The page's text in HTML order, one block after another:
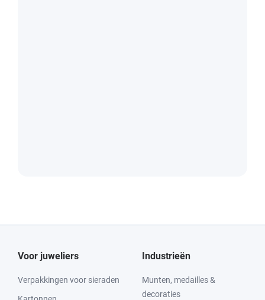
Voor juweliers
Verpakkingen voor sieraden
Industrieën
Munten, medailles &
decoraties